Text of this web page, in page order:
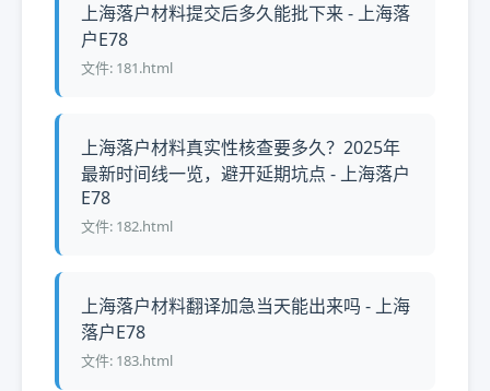
上海落户材料提交后多久能批下来 - 上海落
户E78
文件: 181.html
上海落户材料真实性核查要多久？2025年
最新时间线一览，避开延期坑点 - 上海落户
E78
文件: 182.html
上海落户材料翻译加急当天能出来吗 - 上海
落户E78
文件: 183.html